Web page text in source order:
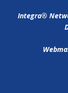
Integra®️